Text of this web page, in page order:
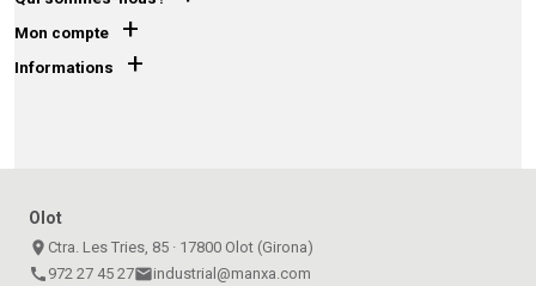
Mon compte +
Informations +
Olot
place Ctra. Les Tries, 85 · 17800 Olot (Girona)
call 972 27 45 27emailindustrial@manxa.com